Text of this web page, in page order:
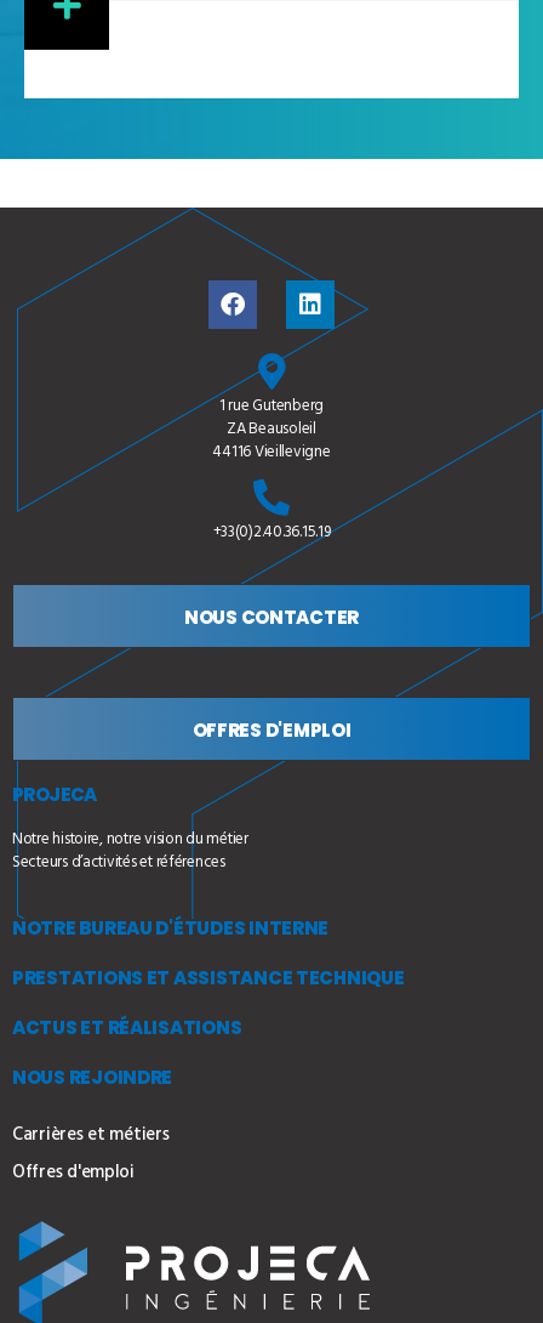
1 rue Gutenberg
ZA Beausoleil
44116 Vieillevigne
+33(0)2.40.36.15.19
NOUS CONTACTER
OFFRES D'EMPLOI
PROJECA
Notre histoire, notre vision du métier
Secteurs d’activités et références
NOTRE BUREAU D'ÉTUDES INTERNE
PRESTATIONS ET ASSISTANCE TECHNIQUE
ACTUS ET RÉALISATIONS
NOUS REJOINDRE
Carrières et métiers
Offres d'emploi